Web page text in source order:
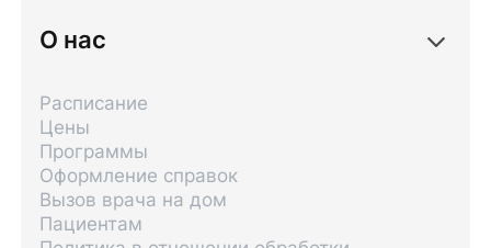
О нас
Расписание
Цены
Программы
Оформление справок
Вызов врача на дом
Пациентам